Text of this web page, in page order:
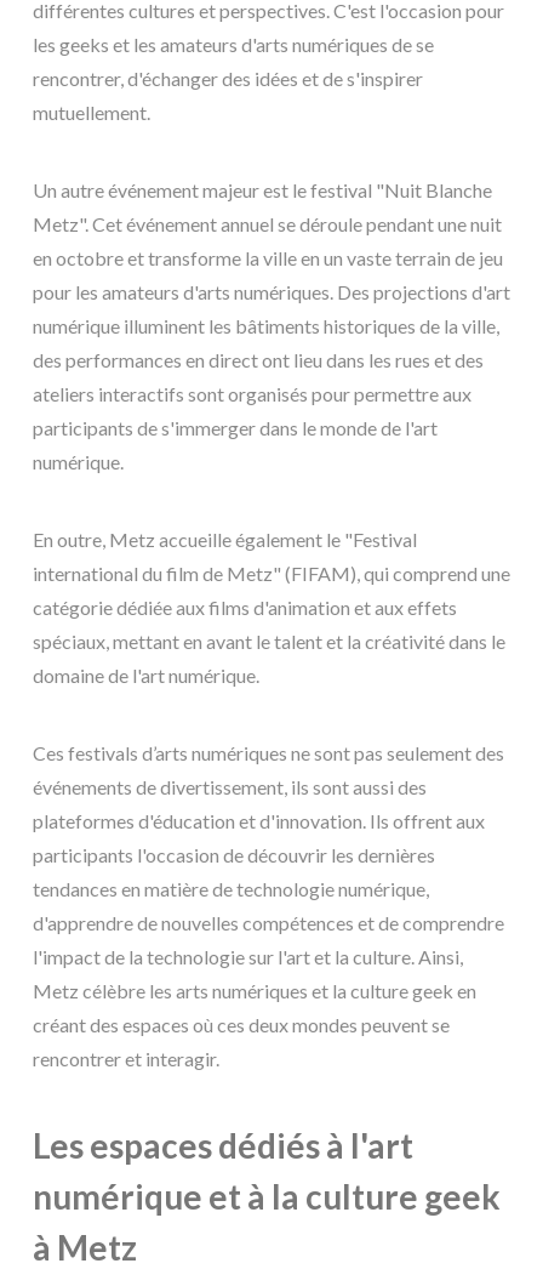
différentes cultures et perspectives. C'est l'occasion pour
les geeks et les amateurs d'arts numériques de se
rencontrer, d'échanger des idées et de s'inspirer
mutuellement.
Un autre événement majeur est le festival "Nuit Blanche
Metz". Cet événement annuel se déroule pendant une nuit
en octobre et transforme la ville en un vaste terrain de jeu
pour les amateurs d'arts numériques. Des projections d'art
numérique illuminent les bâtiments historiques de la ville,
des performances en direct ont lieu dans les rues et des
ateliers interactifs sont organisés pour permettre aux
participants de s'immerger dans le monde de l'art
numérique.
En outre, Metz accueille également le "Festival
international du film de Metz" (FIFAM), qui comprend une
catégorie dédiée aux films d'animation et aux effets
spéciaux, mettant en avant le talent et la créativité dans le
domaine de l'art numérique.
Ces festivals d’arts numériques ne sont pas seulement des
événements de divertissement, ils sont aussi des
plateformes d'éducation et d'innovation. Ils offrent aux
participants l'occasion de découvrir les dernières
tendances en matière de technologie numérique,
d'apprendre de nouvelles compétences et de comprendre
l'impact de la technologie sur l'art et la culture. Ainsi,
Metz célèbre les arts numériques et la culture geek en
créant des espaces où ces deux mondes peuvent se
rencontrer et interagir.
Les espaces dédiés à l'art
numérique et à la culture geek
à Metz